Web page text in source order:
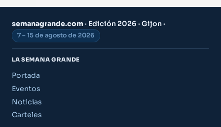
semanagrande.com· Edición 2026 · Gijon ·
7 – 15 de agosto de 2026
LA SEMANA GRANDE
Portada
Eventos
Noticias
Carteles